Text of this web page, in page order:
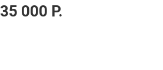
35 000 Р.